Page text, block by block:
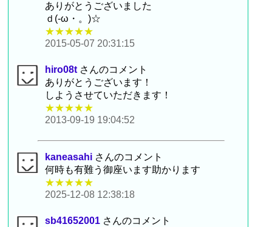
ありがとうございました
ｄ(-ω・。)☆
★★★★★
2015-05-07 20:31:15
hiro08t さんのコメント
ありがとうございます！
しようさせていただきます！
★★★★★
2013-09-19 19:04:52
kaneasahi さんのコメント
何時も有難う御座います助かります
★★★★★
2025-12-08 12:38:18
sb41652001 さんのコメント